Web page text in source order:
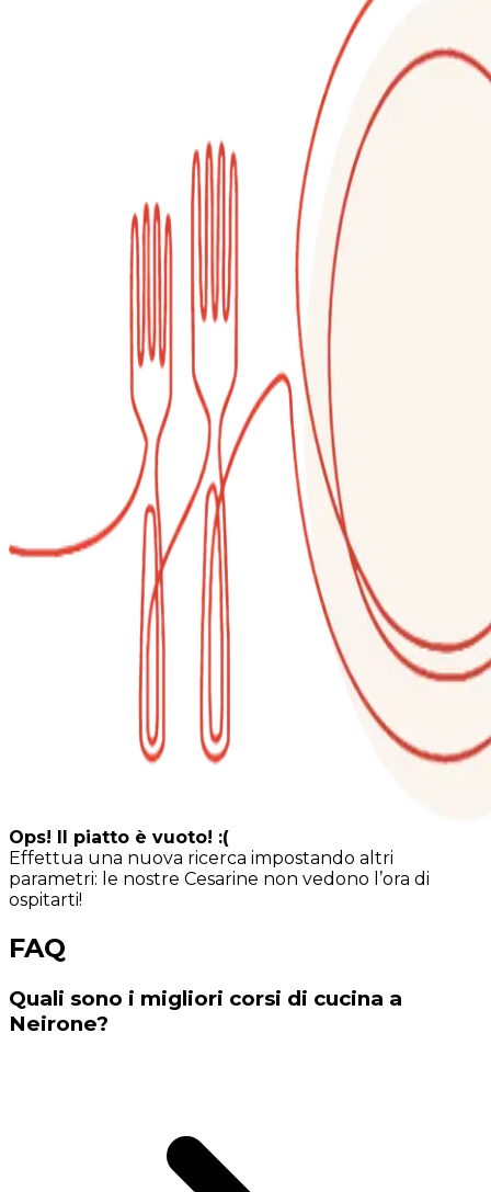
Ops! Il piatto è vuoto! :(
Effettua una nuova ricerca impostando altri
parametri: le nostre Cesarine non vedono l’ora di
ospitarti!
FAQ
Quali sono i migliori corsi di cucina a
Neirone?